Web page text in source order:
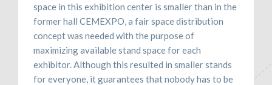
space in this exhibition center is smaller than in the
former hall CEMEXPO, a fair space distribution
concept was needed with the purpose of
maximizing available stand space for each
exhibitor. Although this resulted in smaller stands
for everyone, it guarantees that nobody has to be